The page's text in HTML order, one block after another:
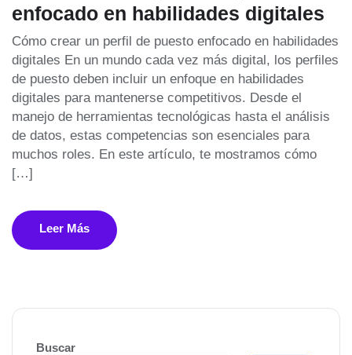
enfocado en habilidades digitales
Cómo crear un perfil de puesto enfocado en habilidades
digitales En un mundo cada vez más digital, los perfiles
de puesto deben incluir un enfoque en habilidades
digitales para mantenerse competitivos. Desde el
manejo de herramientas tecnológicas hasta el análisis
de datos, estas competencias son esenciales para
muchos roles. En este artículo, te mostramos cómo
[…]
Leer Más
Buscar